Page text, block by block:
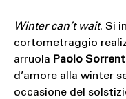
Winter can’t wait. Si
cortometraggio
arruola Paolo
d’amore alla winter
occasione del